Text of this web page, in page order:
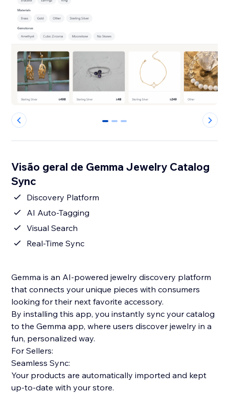
0 1 2
Visão geral de Gemma Jewelry Catalog
Sync
Discovery Platform
AI Auto-Tagging
Visual Search
Real-Time Sync
Gemma is an AI-powered jewelry discovery platform
that connects your unique pieces with consumers
looking for their next favorite accessory.
By installing this app, you instantly sync your catalog
to the Gemma app, where users discover jewelry in a
fun, personalized way.
For Sellers:
Seamless Sync:
Your products are automatically imported and kept
up-to-date with your store.